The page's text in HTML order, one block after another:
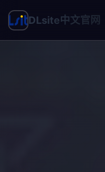
DLsite中文官网